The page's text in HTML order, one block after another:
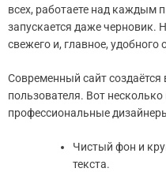
всех, работаете над каждым
запускается даже черновик.
свежего и, главное, удобного
Современный сайт создаётся
пользователя. Вот
профессиональные
Чистый фон и
текста.